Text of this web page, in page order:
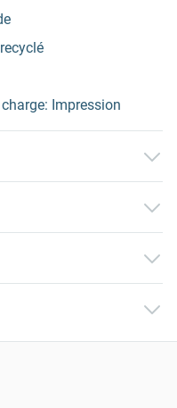
Impression